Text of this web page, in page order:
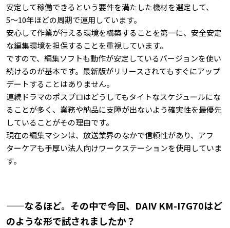
安定して稼働できるという要件を満たした機材を選定して、
5〜10年ほどの周期で運用しています。
安心して作業が行える環境を構築することを第一に、安全安定
な編集環境を担保することを重視しています。
ですので、編集ソフトも動作が安定しているバージョンを使い
続けるのが基本です。最新版がリリースされてもすぐにアップ
デートすることはありません。
連続ドラマのポスプロはどうしてもタイトなスケジュールにな
ることが多く、業務や納品に支障が出ないよう確実性を最優先
していることがその理由です。
現在の編集マシンは、放送業界のなかで信頼性があり、アフ
ターケアも手厚い法人向けワークステーションを使用していま
す。
——なるほど。その中で今回、DAIV KM-I7G70はど
のような形で試されましたか？